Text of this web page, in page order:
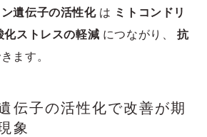
遺伝子の活性化は ミトコンドリ
化ストレスの軽減 につながり、抗
ます。
伝子の活性化で改善が期
象